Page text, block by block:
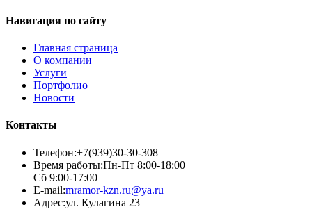
Навигация по сайту
Главная страница
О компании
Услуги
Портфолио
Новости
Контакты
Телефон:+7(939)30-30-308
Время работы:Пн-Пт 8:00-18:00
Сб 9:00-17:00
E-mail:mramor-kzn.ru@ya.ru
Адрес:ул. Кулагина 23